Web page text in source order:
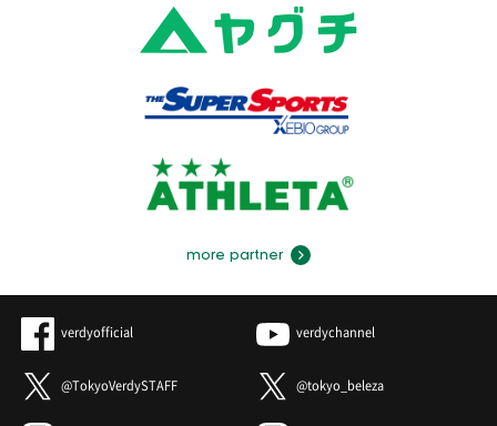
more partner
verdyofficial verdychannel
@TokyoVerdySTAFF @tokyo_beleza